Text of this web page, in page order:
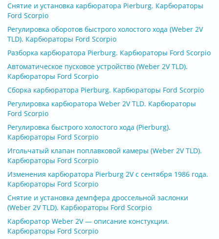
Снятие и установка карбюратора Pierburg. Карбюраторы
Ford Scorpio
Регулировка оборотов быстрого холостого хода (Weber 2V
TLD). Карбюраторы Ford Scorpio
Разборка карбюратора Pierburg. Карбюраторы Ford Scorpio
Автоматическое пусковое устройство (Weber 2V TLD).
Карбюраторы Ford Scorpio
Сборка карбюратора Pierburg. Карбюраторы Ford Scorpio
Регулировка карбюратора Weber 2V TLD. Карбюраторы
Ford Scorpio
Регулировка быстрого холостого хода (Pierburg).
Карбюраторы Ford Scorpio
Игольчатый клапан поплавковой камеры (Weber 2V TLD).
Карбюраторы Ford Scorpio
Изменения карбюратора Pierburg 2V с сентября 1986 года.
Карбюраторы Ford Scorpio
Снятие и установка демпфера дроссельной заслонки
(Weber 2V TLD). Карбюраторы Ford Scorpio
Карбюратор Weber 2V — описание констукции.
Карбюраторы Ford Scorpio